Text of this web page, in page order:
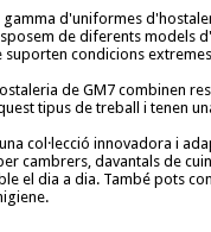
gamma d'uniformes
de diferents models
suporten condicions
de GM7 combinen
tipus de treball i tenen
col·lecció innovadora i
cambrers, davantals de
el dia a dia. També pots